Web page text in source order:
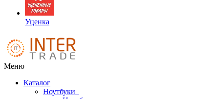
Уценка
Меню
Каталог
Ноутбуки